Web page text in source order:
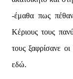
-έμαθα πως
Κέριους τους
τους ξαφρίσανε
εδώ.